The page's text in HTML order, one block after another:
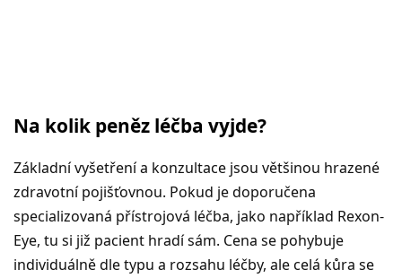
Na kolik peněz léčba vyjde?
Základní vyšetření a konzultace jsou většinou hrazené
zdravotní pojišťovnou. Pokud je doporučena
specializovaná přístrojová léčba, jako například Rexon-
Eye, tu si již pacient hradí sám. Cena se pohybuje
individuálně dle typu a rozsahu léčby, ale celá kůra se